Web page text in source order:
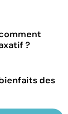
?
des